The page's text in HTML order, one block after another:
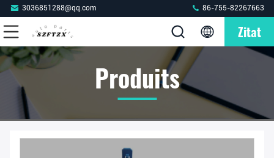
3036851288@qq.com 86-755-82267663
Zitat
Produits